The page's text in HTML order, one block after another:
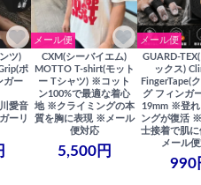
ツ)
ポ
ガー
愛音
ーリ
メール便
CXM(シーバイエム)
MOTTO T-shirt(モット
ー Tシャツ) ※コット
ン100%で最適な着心
地 ※クライミングの本
質を胸に表現 ※メール
便対応
5,500円
メール便
GUARD-
ックス)
FingerTape(
グ フィンガ
19mm ※登れ
ングが復活
士接着で肌
メール
990